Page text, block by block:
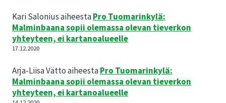
Kari SaloniusaiheestaPro Tuomarinkylä:
Malminbaana sopii olemassa olevan tieverkon
yhteyteen, ei kartanoalueelle
17.12.2020
Arja-Liisa VättoaiheestaPro Tuomarinkylä:
Malminbaana sopii olemassa olevan tieverkon
yhteyteen, ei kartanoalueelle